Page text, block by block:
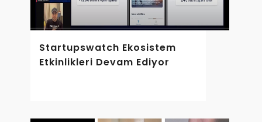
Startupswatch Ekosistem
Etkinlikleri Devam Ediyor